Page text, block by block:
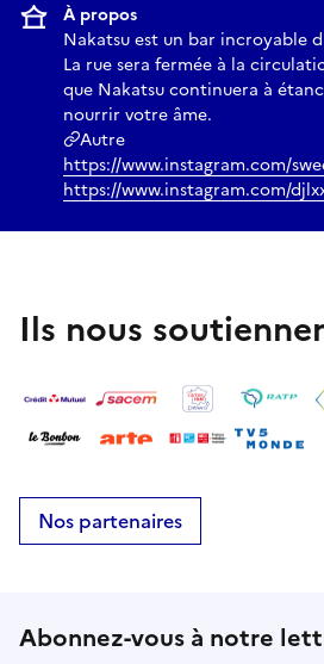
Ko Mu
À propos
Nakatsu est un bar incroyable
La rue sera fermée à la
que Nakatsu continuera à
nourrir votre âme.
Autre
https://www.instagram.com/
https://www.instagram.com/
Ils nous
Nos partenaires
Abonnez-vous à notre